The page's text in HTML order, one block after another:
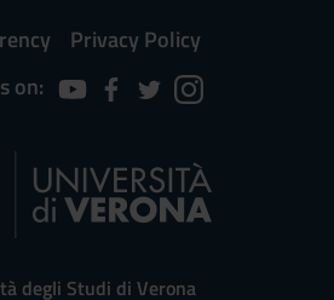
Privacy Policy
on:
degli Studi di Verona